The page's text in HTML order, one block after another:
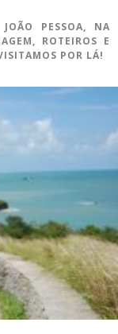
PESSOA, NA
ROTEIROS E
POR LÁ!